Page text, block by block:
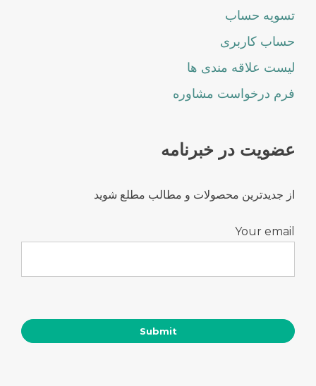
تسویه حساب
حساب کاربری
لیست علاقه مندی ها
فرم درخواست مشاوره
عضویت در خبرنامه
از جدیدترین محصولات و مطالب مطلع شوید
Your email